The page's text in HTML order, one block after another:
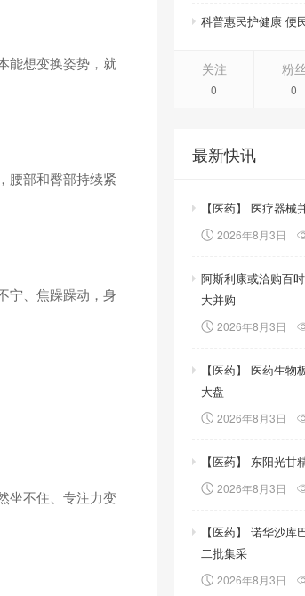
能想变换姿势，就
腰部和臀部持续紧
宁、焦躁躁动，身
坐不住、专注力变
关注
0
粉丝
0
最新快讯
【医药】 医疗器
2026年8月3日
阿斯利康或洽购百
大并购
2026年8月3日
【医药】 医药生
大盘
2026年8月3日
【医药】 东阳光
2026年8月3日
【医药】 诺华沙
二批集采
2026年8月3日